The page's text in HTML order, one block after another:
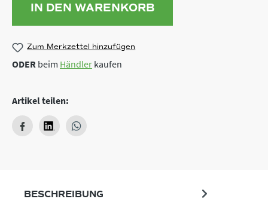
IN DEN WARENKORB
Zum Merkzettel hinzufügen
ODER beim Händler kaufen
Artikel teilen:
BESCHREIBUNG